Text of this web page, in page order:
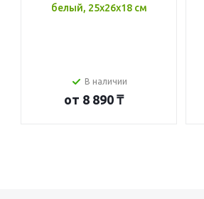
белый, 25x26x18 см
В наличии
от 8 890 ₸